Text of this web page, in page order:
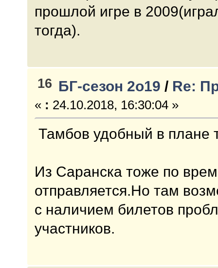
прошлой игре в
тогда).
16 БГ-сезон 2о19 / Re:
« : 24.10.2018, 16:30:04 »
Тамбов удобный в плане
Из Саранска тоже по
отправляется.Но там
с наличием билетов
участников.